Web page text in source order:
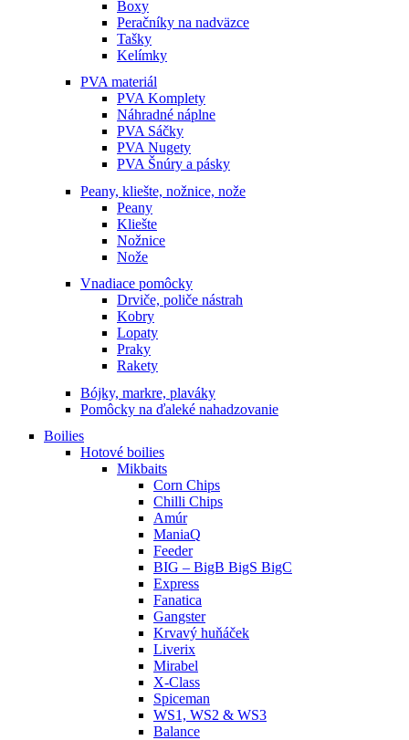
Boxy
Peračníky na nadväzce
Tašky
Kelímky
PVA materiál
PVA Komplety
Náhradné náplne
PVA Sáčky
PVA Nugety
PVA Šnúry a pásky
Peany, kliešte, nožnice, nože
Peany
Kliešte
Nožnice
Nože
Vnadiace pomôcky
Drviče, poliče nástrah
Kobry
Lopaty
Praky
Rakety
Bójky, markre, plaváky
Pomôcky na ďaleké nahadzovanie
Boilies
Hotové boilies
Mikbaits
Corn Chips
Chilli Chips
Amúr
ManiaQ
Feeder
BIG – BigB BigS BigC
Express
Fanatica
Gangster
Krvavý huňáček
Liverix
Mirabel
X-Class
Spiceman
WS1, WS2 & WS3
Balance